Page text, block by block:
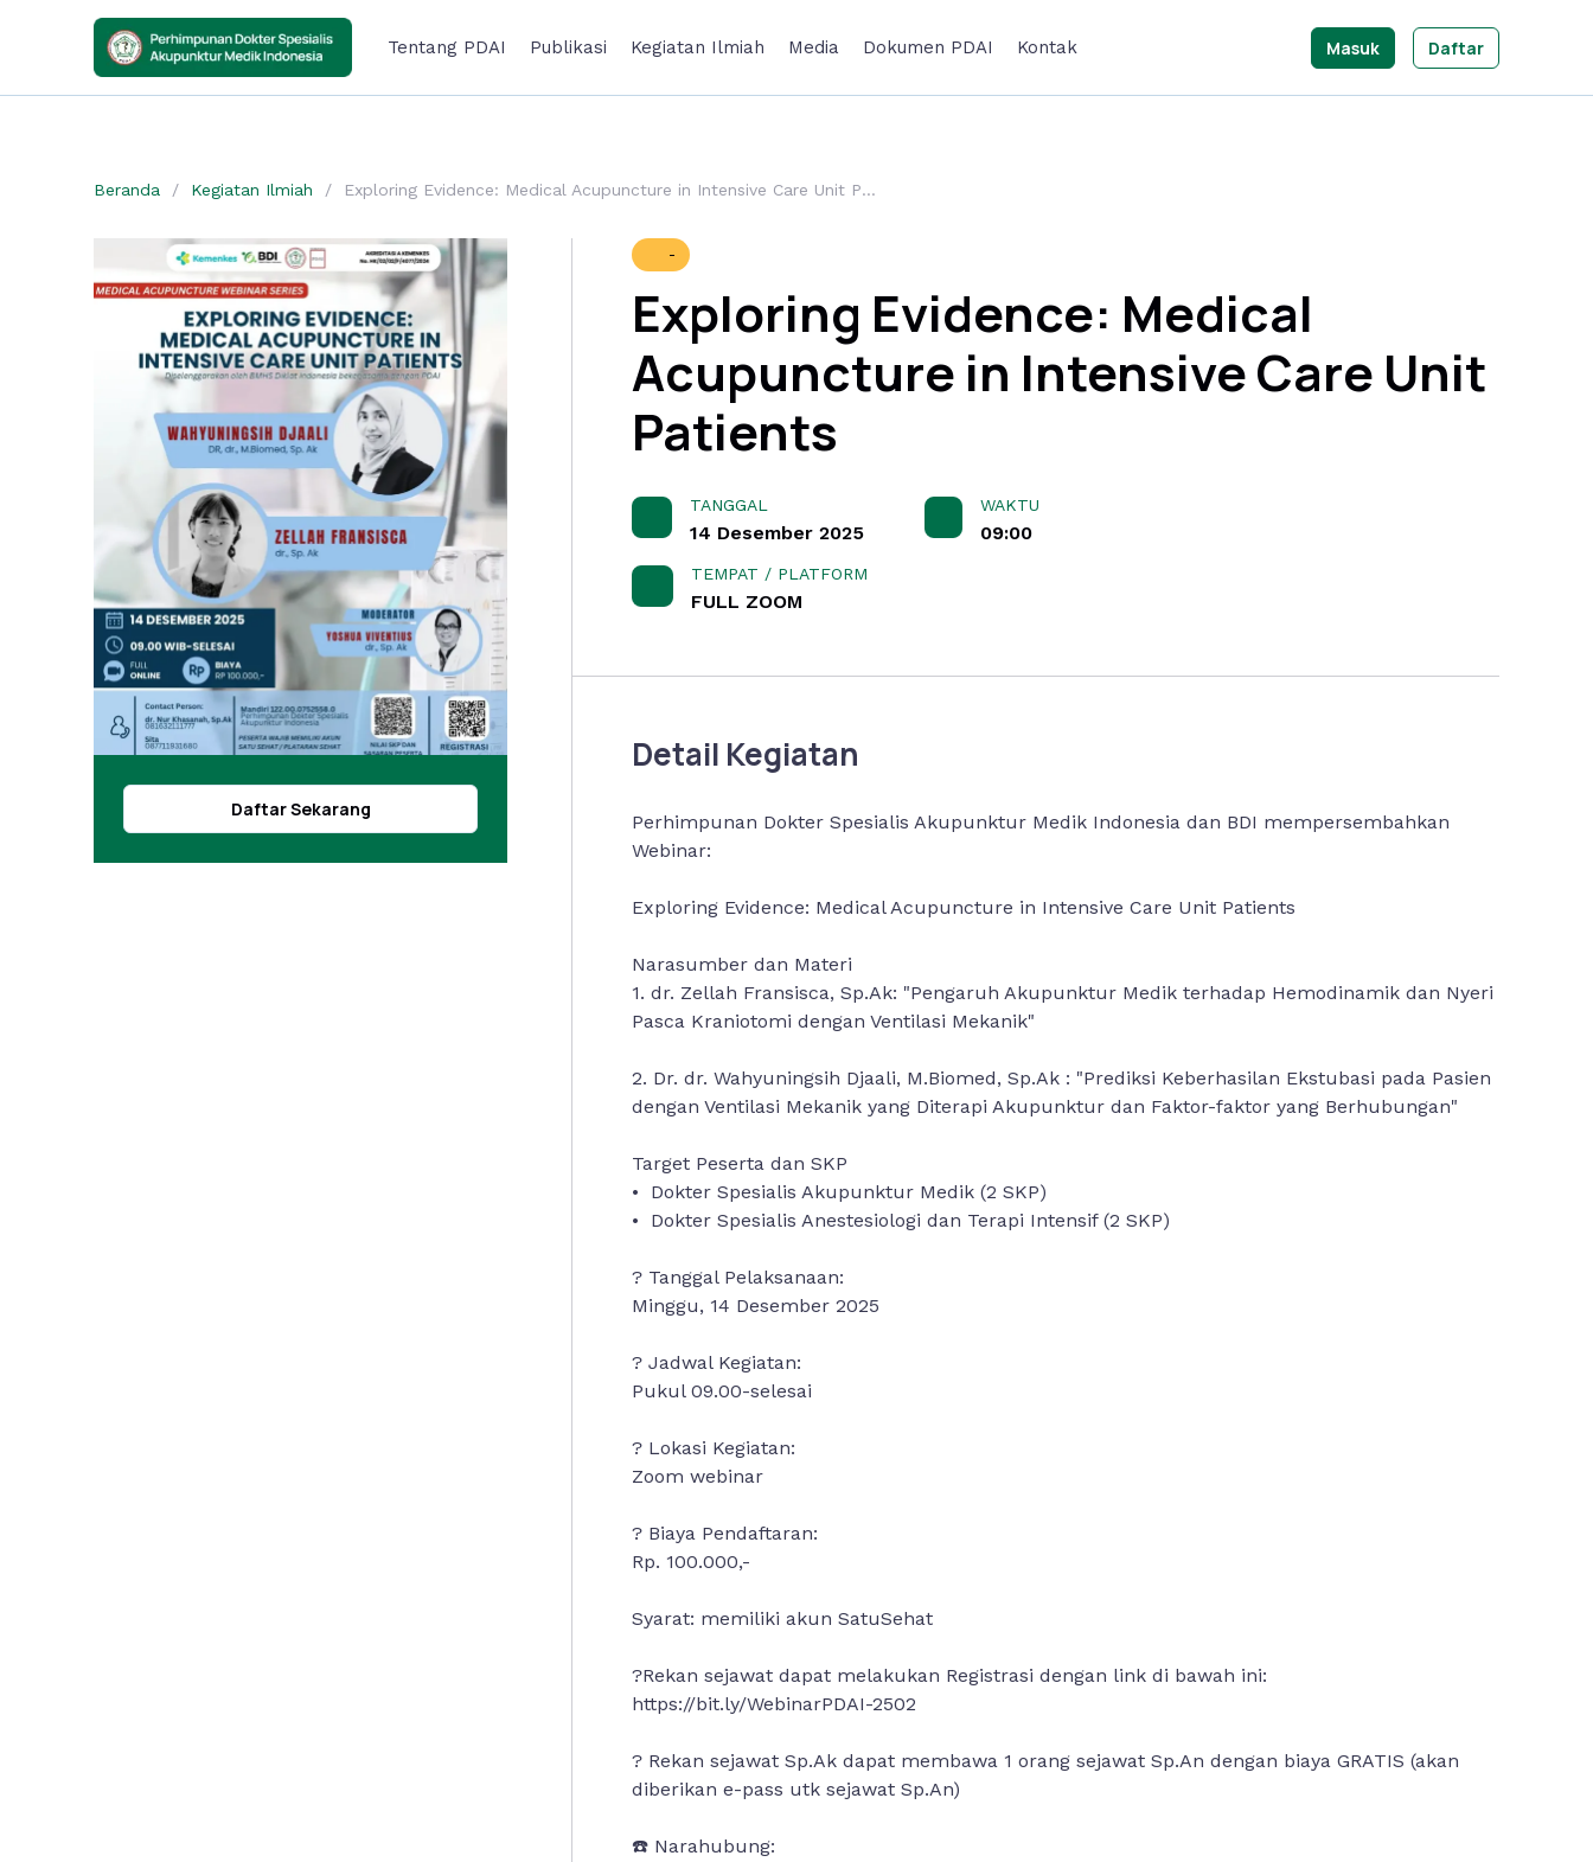
Tentang PDAI Publikasi Kegiatan Ilmiah Media Dokumen PDAI Kontak Masuk Daftar
Beranda Kegiatan Ilmiah Exploring Evidence: Medical Acupuncture in Intensive Care Unit Patients
Daftar Sekarang
-
Exploring Evidence: Medical
Acupuncture in Intensive Care Unit
Patients
TANGGAL
14 Desember 2025
WAKTU
09:00
TEMPAT / PLATFORM
FULL ZOOM
Detail Kegiatan
Perhimpunan Dokter Spesialis Akupunktur Medik Indonesia dan BDI mempersembahkan
Webinar:
Exploring Evidence: Medical Acupuncture in Intensive Care Unit Patients
Narasumber dan Materi
1.⁠ ⁠dr. Zellah Fransisca, Sp.Ak: "Pengaruh Akupunktur Medik terhadap Hemodinamik dan Nyeri
Pasca Kraniotomi dengan Ventilasi Mekanik"
2.⁠ ⁠⁠Dr. dr. Wahyuningsih Djaali, M.Biomed, Sp.Ak : "Prediksi Keberhasilan Ekstubasi pada Pasien
dengan Ventilasi Mekanik yang Diterapi Akupunktur dan Faktor-faktor yang Berhubungan"
Target Peserta dan SKP
•⁠ ⁠⁠Dokter Spesialis Akupunktur Medik (2 SKP)
•⁠ ⁠⁠Dokter Spesialis Anestesiologi dan Terapi Intensif (2 SKP)
?️ Tanggal Pelaksanaan:
Minggu, 14 Desember 2025
?️ Jadwal Kegiatan:
Pukul 09.00-selesai
? Lokasi Kegiatan:
Zoom webinar
? Biaya Pendaftaran:
Rp. 100.000,-
Syarat: memiliki akun SatuSehat
?Rekan sejawat dapat melakukan Registrasi dengan link di bawah ini:
https://bit.ly/WebinarPDAI-2502
? Rekan sejawat Sp.Ak dapat membawa 1 orang sejawat Sp.An dengan biaya GRATIS (akan
diberikan e-pass utk sejawat Sp.An)
☎️ Narahubung: